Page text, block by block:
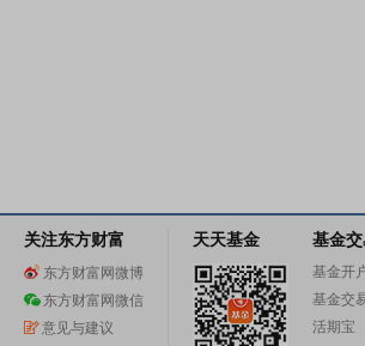
关注东方财富
东方财富网微博
东方财富网微信
意见与建议
天天基金 基金
基金开
基金交
活期宝